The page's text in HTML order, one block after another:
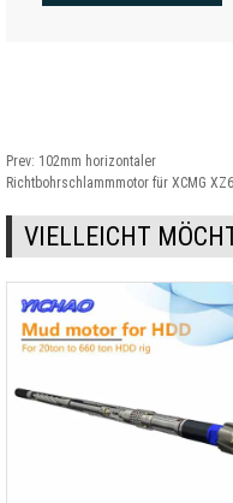
Prev: 102mm horizontaler
Richtbohrschlammmotor für XCMG
VIELLEICHT